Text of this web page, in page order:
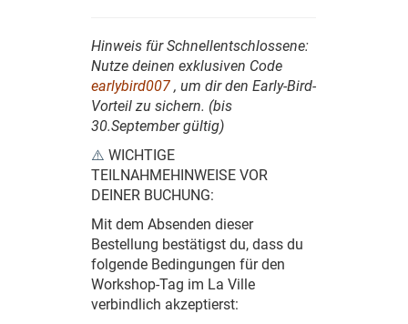
Hinweis für Schnellentschlossene:
Nutze deinen exklusiven Code
earlybird007 , um dir den Early-Bird-
Vorteil zu sichern. (bis
30.September gültig)
⚠️ WICHTIGE
TEILNAHMEHINWEISE VOR
DEINER BUCHUNG:
Mit dem Absenden dieser
Bestellung bestätigst du, dass du
folgende Bedingungen für den
Workshop-Tag im La Ville
verbindlich akzeptierst: